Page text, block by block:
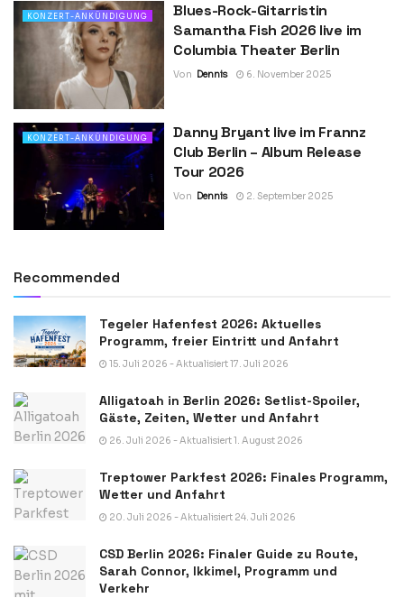
KONZERT-ANKÜNDIGUNG
Blues-Rock-Gitarristin
Samantha Fish 2026 live im
Columbia Theater Berlin
Von Dennis 6. November 2025
KONZERT-ANKÜNDIGUNG
Danny Bryant live im Frannz
Club Berlin – Album Release
Tour 2026
Von Dennis 2. September 2025
Recommended
Tegeler Hafenfest 2026: Aktuelles
Programm, freier Eintritt und Anfahrt
15. Juli 2026 - Aktualisiert 17. Juli 2026
Alligatoah in Berlin 2026: Setlist-Spoiler,
Gäste, Zeiten, Wetter und Anfahrt
26. Juli 2026 - Aktualisiert 1. August 2026
Treptower Parkfest 2026: Finales Programm,
Wetter und Anfahrt
20. Juli 2026 - Aktualisiert 24. Juli 2026
CSD Berlin 2026: Finaler Guide zu Route,
Sarah Connor, Ikkimel, Programm und
Verkehr